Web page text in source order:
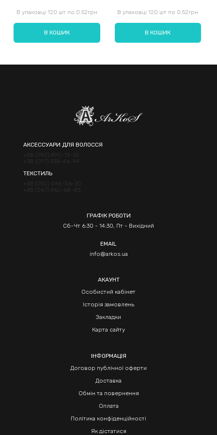
В упаковці 120 шт по 0.52грн
В КОШИК
В упаковці 120 шт по 0.52грн
В КОШИК
АКСЕССУАРИ ДЛЯ ВОЛОССЯ
+38 (050) 490-13-30
+38 (097) 538-46-94
ТЕКСТИЛЬ
+38 (050) 066-06-30
+38 (067) 462-68-83
ГРАФІК РОБОТИ
Сб-Чт 6:30 - 14:30, Пт - Вихідний
EMAIL
info@arkos.ua
АКАУНТ
Особистий кабінет
Історія замовлень
Закладки
Карта сайту
ІНФОРМАЦІЯ
Договор публічної оферти
Доставка
Обмін та повернення
Оплата
Політика конфіденційності
Як дістатися